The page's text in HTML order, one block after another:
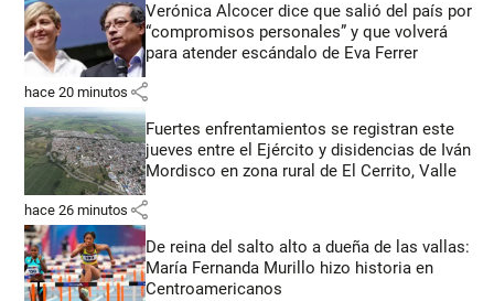
Verónica Alcocer dice que salió del país por
“compromisos personales” y que volverá
para atender escándalo de Eva Ferrer
hace 20 minutos share
Fuertes enfrentamientos se registran este
jueves entre el Ejército y disidencias de Iván
Mordisco en zona rural de El Cerrito, Valle
hace 26 minutos share
De reina del salto alto a dueña de las vallas:
María Fernanda Murillo hizo historia en
Centroamericanos